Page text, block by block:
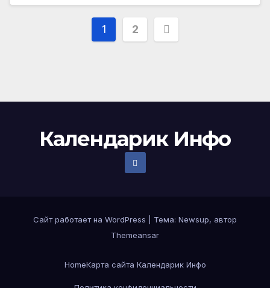
Пагинация
1 2
Календарик Инфо
Сайт работает на WordPress Тема: Newsup, автор
Themeansar
HomeКарта сайта Календарик Инфо